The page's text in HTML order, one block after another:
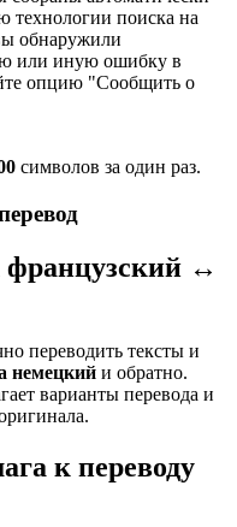
технологии поиска на
обнаружили
или иную ошибку в
опцию "Сообщить о
символов за один раз.
французский ↔
переводить тексты и
немецкий и обратно.
варианты перевода и
к переводу